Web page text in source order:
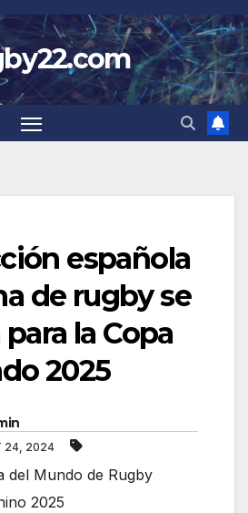
española
de rugby se
la Copa
2025
24, 2024
del Mundo de Rugby
2025